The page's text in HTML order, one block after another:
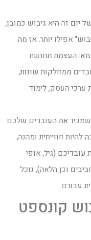
יום זה היא גיבוש כמובן,
אפילו יותר. אז מה
העצמת תחושת
ממחלקות שונות,
ערכי העסק, לימוד
שמכיר את העובדים שלכם
להיות חווייתית ומהנה,
(גיל, אופי
וכן הלאה), נוכל
עבורם.
קונספט